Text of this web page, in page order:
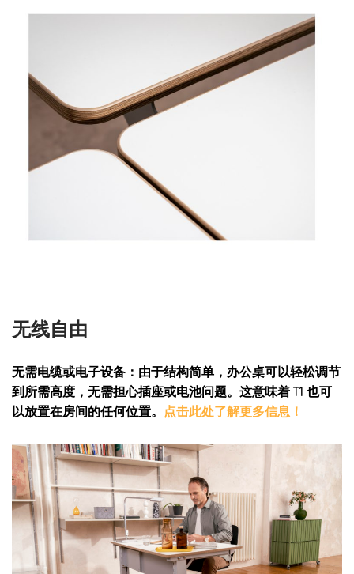
无线自由
无需电缆或电子设备：由于结构简单，办公桌可以轻松调节
到所需高度，无需担心插座或电池问题。这意味着 T1 也可
以放置在房间的任何位置。 点击此处了解更多信息！